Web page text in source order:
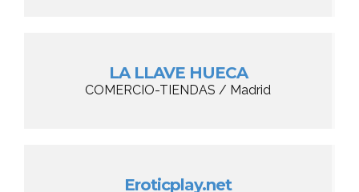
LA LLAVE HUECA
COMERCIO-TIENDAS / Madrid
Eroticplay.net